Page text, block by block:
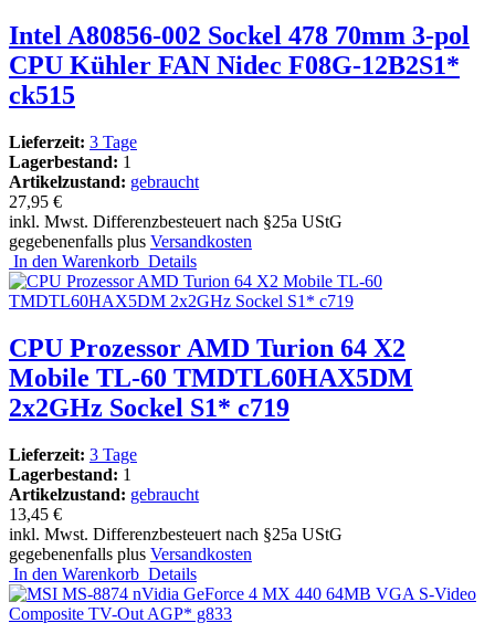
Intel A80856-002 Sockel 478 70mm 3-pol
CPU Kühler FAN Nidec F08G-12B2S1*
ck515
Lieferzeit: 3 Tage
Lagerbestand: 1
Artikelzustand: gebraucht
27,95 €
inkl. Mwst. Differenzbesteuert nach §25a UStG
gegebenenfalls plus Versandkosten
In den Warenkorb Details
CPU Prozessor AMD Turion 64 X2
Mobile TL-60 TMDTL60HAX5DM
2x2GHz Sockel S1* c719
Lieferzeit: 3 Tage
Lagerbestand: 1
Artikelzustand: gebraucht
13,45 €
inkl. Mwst. Differenzbesteuert nach §25a UStG
gegebenenfalls plus Versandkosten
In den Warenkorb Details